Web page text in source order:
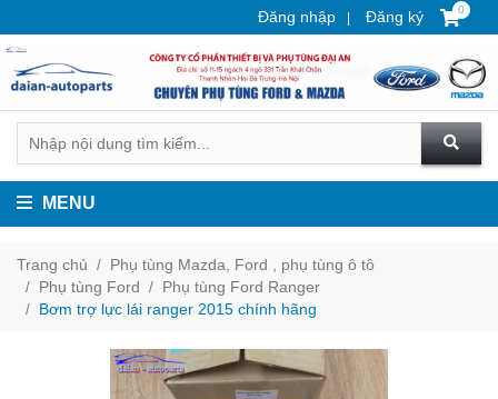
Đăng nhập Đăng ký 0
MENU
Trang chủ
Phụ tùng Mazda, Ford , phụ tùng ô tô
Phụ tùng Ford
Phụ tùng Ford Ranger
Bơm trợ lực lái ranger 2015 chính hãng